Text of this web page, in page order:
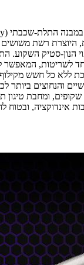
היוצרת רשת
הנון-סטיק השקוע.
לשריטות,
ללא כל חשש
והנחוצים ביותר
שקופים, ומחבת
אינדוקציה, ובטוח